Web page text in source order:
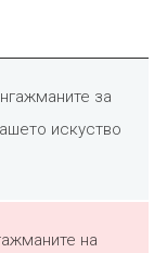
за
искуство
на